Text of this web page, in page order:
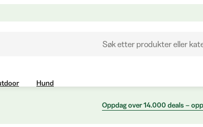
Søk etter produkter eller
Hund
Oppdag over 14.000 deals –